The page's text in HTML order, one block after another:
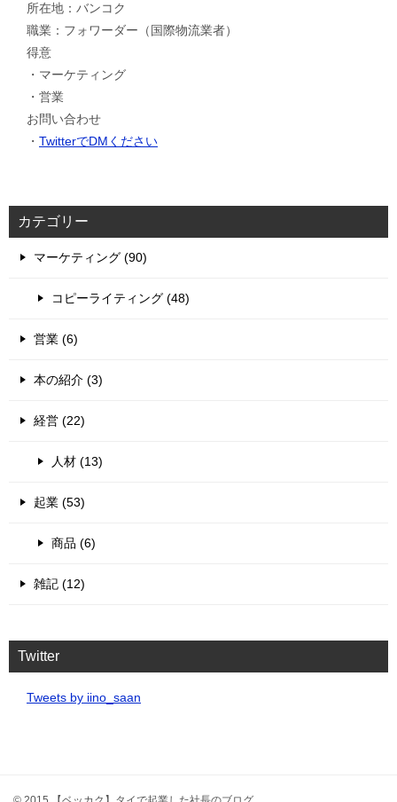
所在地：バンコク
職業：フォワーダー（国際物流業者）
得意
・マーケティング
・営業
お問い合わせ
・ TwitterでDMください
カテゴリー
マーケティング (90)
コピーライティング (48)
営業 (6)
本の紹介 (3)
経営 (22)
人材 (13)
起業 (53)
商品 (6)
雑記 (12)
Twitter
Tweets by iino_saan